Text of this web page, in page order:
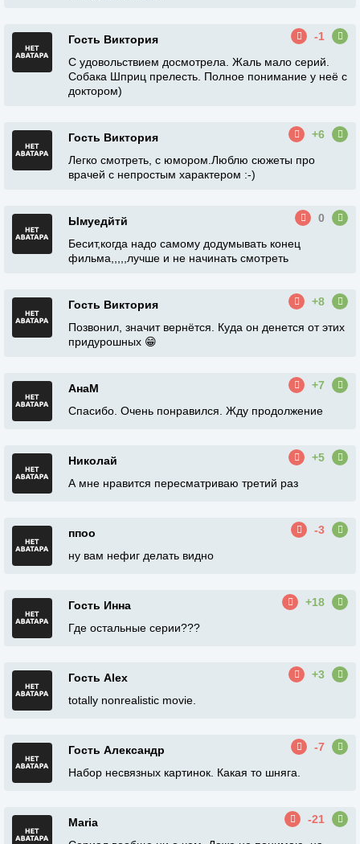
Гость Виктория
-1
С удовольствием досмотрела. Жаль мало серий.
Собака Шприц прелесть. Полное понимание у неё с
доктором)
Гость Виктория
+6
Легко смотреть, с юмором.Люблю сюжеты про
врачей с непростым характером :-)
Ымуедйтй
0
Бесит,когда надо самому додумывать конец
фильма,,,,,лучше и не начинать смотреть
Гость Виктория
+8
Позвонил, значит вернётся. Куда он денется от этих
придурошных 😁
АнаМ
+7
Спасибо. Очень понравился. Жду продолжение
Николай
+5
А мне нравится пересматриваю третий раз
ппоо
-3
ну вам нефиг делать видно
Гость Инна
+18
Где остальные серии???
Гость Alex
+3
totally nonrealistic movie.
Гость Александр
-7
Набор несвязных картинок. Какая то шняга.
Maria
-21